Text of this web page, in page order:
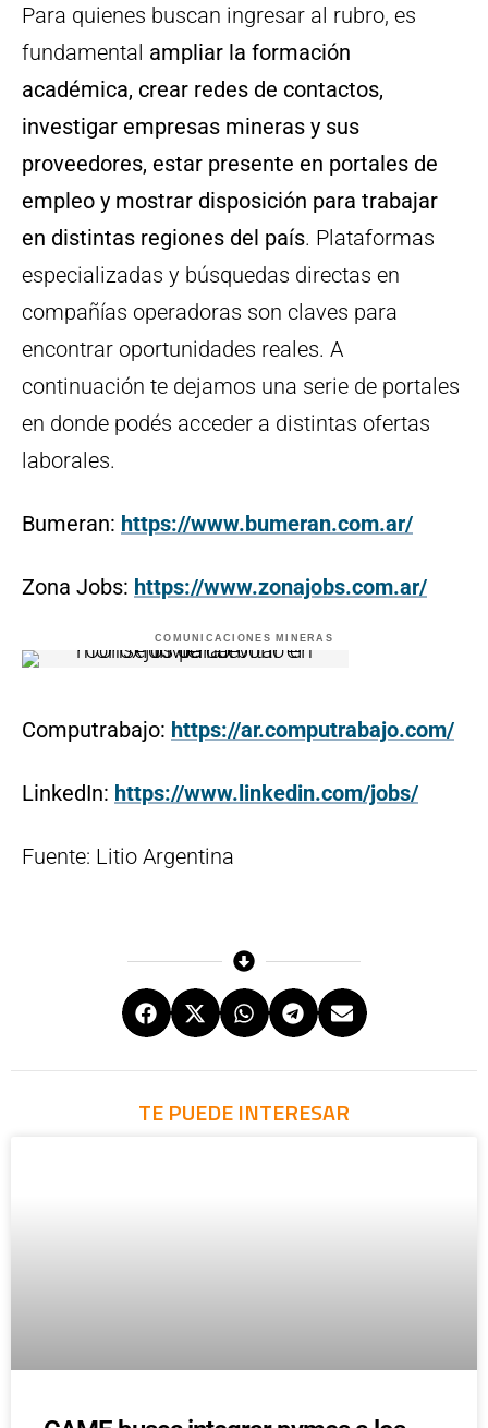
Para quienes buscan ingresar al rubro, es
fundamental ampliar la formación
académica, crear redes de contactos,
investigar empresas mineras y sus
proveedores, estar presente en portales de
empleo y mostrar disposición para trabajar
en distintas regiones del país. Plataformas
especializadas y búsquedas directas en
compañías operadoras son claves para
encontrar oportunidades reales. A
continuación te dejamos una serie de portales
en donde podés acceder a distintas ofertas
laborales.
Bumeran: https://www.bumeran.com.ar/
Zona Jobs: https://www.zonajobs.com.ar/
COMUNICACIONES MINERAS
Computrabajo: https://ar.computrabajo.com/
LinkedIn: https://www.linkedin.com/jobs/
Fuente: Litio Argentina
TE PUEDE INTERESAR